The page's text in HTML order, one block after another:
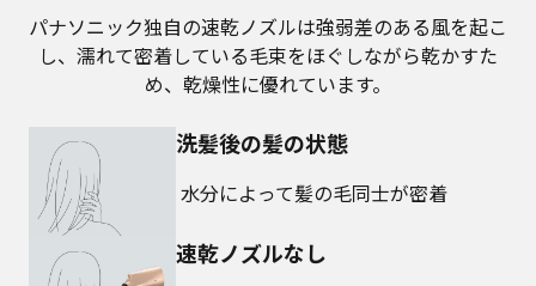
パナソニック独自の速乾ノズルは強弱差のある風を起こ
し、濡れて密着している毛束をほぐしながら乾かすた
め、乾燥性に優れています。
洗髪後の髪の状態
水分によって髪の毛同士が密着
速乾ノズルなし